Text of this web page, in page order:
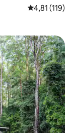
Évaluation
4,81 (119)